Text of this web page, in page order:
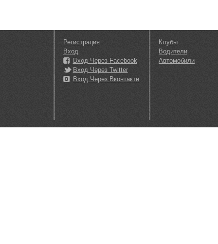
Регистрация
Вход
Вход Через Facebook
Вход Через Twitter
Вход Через Вконтакте
Клубы
Водители
Автомобили